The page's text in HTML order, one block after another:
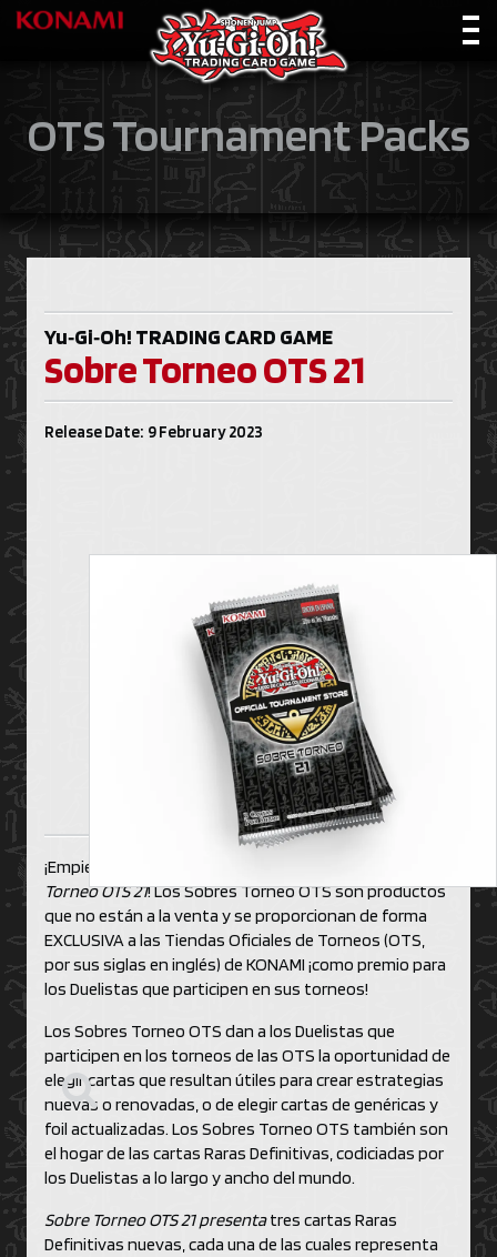
OTS Tournament Packs
Yu‑Gi‑Oh! TRADING CARD GAME
Sobre Torneo OTS 21
Release Date: 9 February 2023
¡Empieza el año de torneos con estilo con el
Torneo OTS 21! Los Sobres Torneo OTS son productos
que no están a la venta y se proporcionan de forma
EXCLUSIVA a las Tiendas Oficiales de Torneos (OTS,
por sus siglas en inglés) de KONAMI ¡como premio para
los Duelistas que participen en sus torneos!
Los Sobres Torneo OTS dan a los Duelistas que
participen en los torneos de las OTS la oportunidad de
elegir cartas que resultan útiles para crear estrategias
nuevas o renovadas, o de elegir cartas de genéricas y
foil actualizadas. Los Sobres Torneo OTS también son
el hogar de las cartas Raras Definitivas, codiciadas por
los Duelistas a lo largo y ancho del mundo.
Sobre Torneo OTS 21presentatres cartas Raras
Definitivas nuevas, cada una de las cuales representa